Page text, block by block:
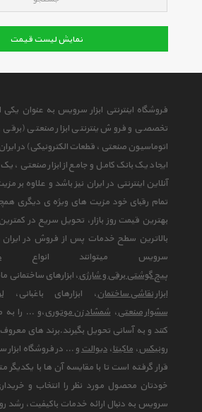
نمایش لیست قیمت
فروشگاه اینترنتی ابزار سرویس به عنوان
تخصصی و فروش ینترنتی ابزار صنعتی (برقی
اتوماسیون صنعتی ، قطعات الکترونیکی) در
ایجاد یک بانک کامل و جامع از ابزار صنعتی
آنلاین اینترنتی در ایران نیز باشد و علاوه
تمام رقبای خود مزیت های ویژه ی دیگری
بهترین قیمت روز بازار، تحویل سریع در
بالاترین سطح خدمات پس از فروش در ایران
سرویس میتوانند انواع
پیچ گوشتی برقی و شارژی، ابزارهای ساختمانی
ابزار نقاشی ساختمان، ابزارهای باغبانی،
سشوار صنعتی،شمشاد زن موتوری،و ... را به
کنند و به آسانی تحویل بگیرند.برند های
رونیکس،ماکیتا،دیوالتو ... در فروشگاه
قرار گرفته است تا با مقایسه آن ها با یکدیگر
خودتان محصول مورد نظر را انتخاب و
سرویس به دنبال ارائه خدمات باکیفیت، رشد